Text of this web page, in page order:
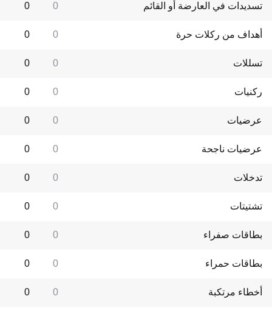
تسديدات في العارضة أو القائم 0
0
أهداف من ركلات حرة 0
0
تسللات 0
0
ركنيات 0
0
عرضيات 0
0
عرضيات ناجحة 0
0
تدخلات 0
0
تشتيتات 0
0
بطاقات صفراء 0
0
بطاقات حمراء 0
0
أخطاء مرتكبة 0
0